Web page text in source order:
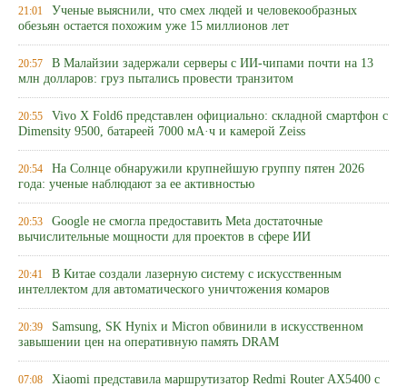
21:01 Ученые выяснили, что смех людей и человекообразных
обезьян остается похожим уже 15 миллионов лет
20:57 В Малайзии задержали серверы с ИИ-чипами почти на 13
млн долларов: груз пытались провести транзитом
20:55 Vivo X Fold6 представлен официально: складной смартфон с
Dimensity 9500, батареей 7000 мА·ч и камерой Zeiss
20:54 На Солнце обнаружили крупнейшую группу пятен 2026
года: ученые наблюдают за ее активностью
20:53 Google не смогла предоставить Meta достаточные
вычислительные мощности для проектов в сфере ИИ
20:41 В Китае создали лазерную систему с искусственным
интеллектом для автоматического уничтожения комаров
20:39 Samsung, SK Hynix и Micron обвинили в искусственном
завышении цен на оперативную память DRAM
07:08 Xiaomi представила маршрутизатор Redmi Router AX5400 с